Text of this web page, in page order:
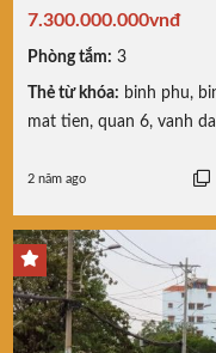
7.300.000.000vnđ
Phòng tắm: 3
Thẻ từ khóa: binh phu,
mat tien, quan 6, vanh
2 năm ago